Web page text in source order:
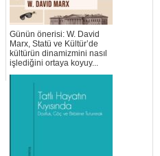
Günün önerisi: W. David
Marx, Statü ve Kültür’de
kültürün dinamizmini nasıl
işlediğini ortaya koyuy...